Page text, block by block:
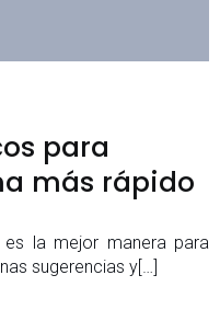
para
más rápido
es la mejor manera para
sugerencias y[…]